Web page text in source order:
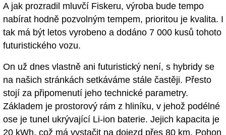
A jak prozradil mluvčí Fiskeru, výroba bude tempo
nabírat hodně pozvolným tempem, prioritou je kvalita. I
tak má být letos vyrobeno a dodáno 7 000 kusů tohoto
futuristického vozu.
On už dnes vlastně ani futuristický není, s hybridy se
na našich stránkách setkáváme stále častěji. Přesto
stojí za připomenutí jeho technické parametry.
Základem je prostorový rám z hliníku, v jehož podélné
ose je tunel ukrývající Li-ion baterie. Jejich kapacita je
20 kWh, což má vystačit na dojezd přes 80 km. Pohon